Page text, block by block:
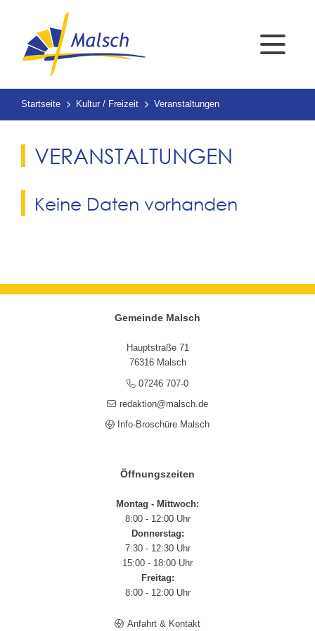
Startseite Kultur / Freizeit Veranstaltungen
VERANSTALTUNGEN
Keine Daten vorhanden
Gemeinde Malsch
Hauptstraße 71
76316 Malsch
07246 707-0
redaktion@malsch.de
Info-Broschüre Malsch
Öffnungszeiten
Montag - Mittwoch:
8:00 - 12:00 Uhr
Donnerstag:
7:30 - 12:30 Uhr
15:00 - 18:00 Uhr
Freitag:
8:00 - 12:00 Uhr
Anfahrt & Kontakt